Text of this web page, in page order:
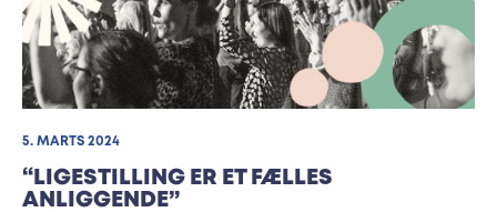
5. MARTS 2024
“LIGESTILLING ER ET FÆLLES
ANLIGGENDE”